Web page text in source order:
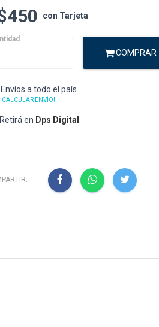
con Tarjeta
COMPRAR
Envíos a todo el país
¡CALCULAR ENVÍO!
Retirá en Dps Digital